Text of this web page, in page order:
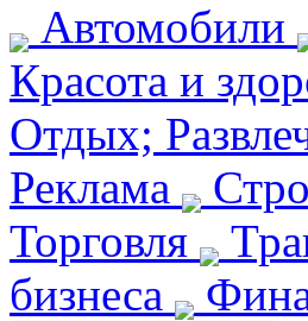
Автомобили
Красота и
Отдых;
Реклама
Торговля
бизнеса